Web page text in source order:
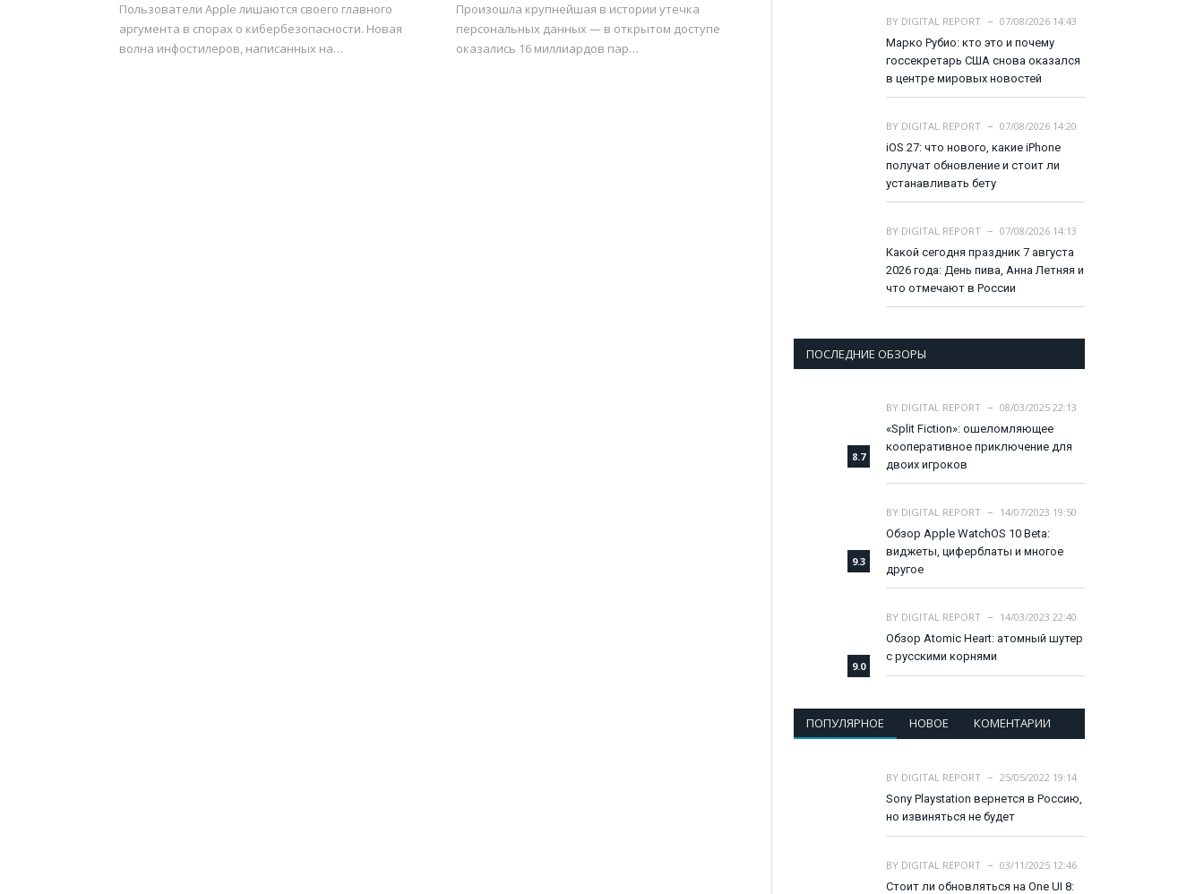
Пользователи Apple лишаются своего главного
аргумента в спорах о кибербезопасности. Новая
волна инфостилеров, написанных на…
Произошла крупнейшая в истории утечка
персональных данных — в открытом доступе
оказались 16 миллиардов пар…
BY DIGITAL REPORT
07/08/2026 14:43
Марко Рубио: кто это и почему
госсекретарь США снова оказался
в центре мировых новостей
BY DIGITAL REPORT
07/08/2026 14:20
iOS 27: что нового, какие iPhone
получат обновление и стоит ли
устанавливать бету
BY DIGITAL REPORT
07/08/2026 14:13
Какой сегодня праздник 7 августа
2026 года: День пива, Анна Летняя и
что отмечают в России
ПОСЛЕДНИЕ ОБЗОРЫ
8.7
BY DIGITAL REPORT
08/03/2025 22:13
«Split Fiction»: ошеломляющее
кооперативное приключение для
двоих игроков
9.3
BY DIGITAL REPORT
14/07/2023 19:50
Обзор Apple WatchOS 10 Beta:
виджеты, циферблаты и многое
другое
9.0
BY DIGITAL REPORT
14/03/2023 22:40
Обзор Atomic Heart: атомный шутер
с русскими корнями
ПОПУЛЯРНОЕ НОВОЕ КОМЕНТАРИИ
BY DIGITAL REPORT
25/05/2022 19:14
Sony Playstation вернется в Россию,
но извиняться не будет
BY DIGITAL REPORT
03/11/2025 12:46
Стоит ли обновляться на One UI 8: